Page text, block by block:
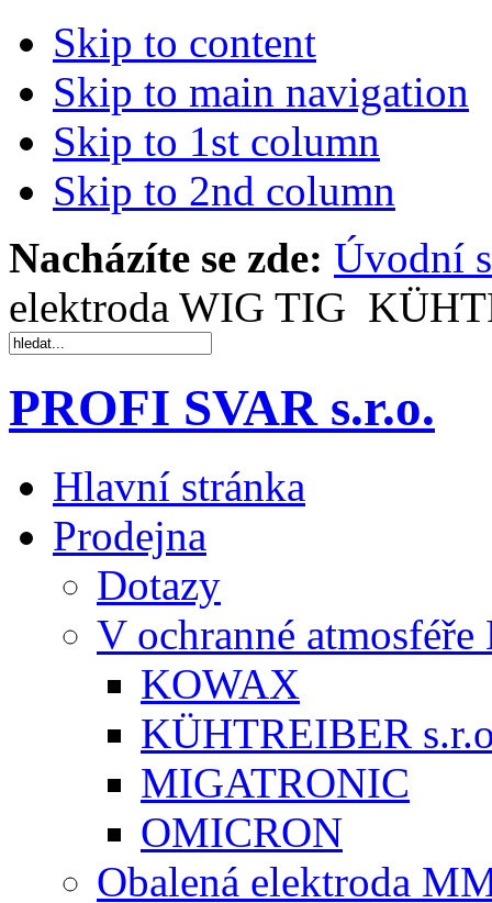
Skip to content
Skip to main navigation
Skip to 1st column
Skip to 2nd column
Nacházíte se zde: Úvodní
elektroda WIG TIG
PROFI SVAR s.r.o.
Hlavní stránka
Prodejna
Dotazy
V ochranné
KOWAX
KÜHTREIBER
MIGATRONIC
OMICRON
Obalená elektroda